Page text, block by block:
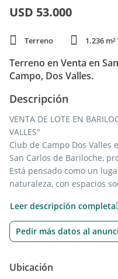
USD 53.000
Terreno
Terreno en Venta en
Campo, Dos Valles.
Descripción
VENTA DE LOTE EN
VALLES"
Club de Campo Dos
San Carlos de Bariloche,
Está pensado como un
naturaleza, con espacios
AMENITIES: Club House
múltiples Piscina
Gimnasio y quincho con
básquet) Plaza de juegos
senderos para trekking y
Leer descripción completa
Pedir más datos al
Ubicación